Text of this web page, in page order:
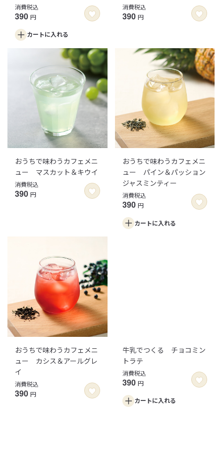
消費税込
390 円
カートに入れる
消費税込
390 円
おうちで味わうカフェメニ
ュー マスカット＆キウイ
消費税込
390 円
おうちで味わうカフェメニ
ュー パイン＆パッション
ジャスミンティー
消費税込
390 円
カートに入れる
おうちで味わうカフェメニ
ュー カシス＆アールグレ
イ
消費税込
390 円
牛乳でつくる チョコミン
トラテ
消費税込
390 円
カートに入れる